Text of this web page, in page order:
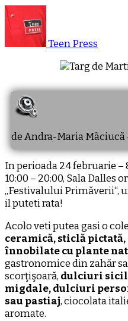
Teen Press
de Andra-Maria
In perioada 24 februarie –
10:00 – 20:00, Sala Dalles
„Festivalului Primăverii“,
il puteti rata!
Acolo veti putea gasi o
ceramică, sticlă
înnobilate cu plante
gastronomice din zahăr
scorţişoară, dulciuri
migdale, dulciuri
sau pastiaj, ciocolata
aromate.